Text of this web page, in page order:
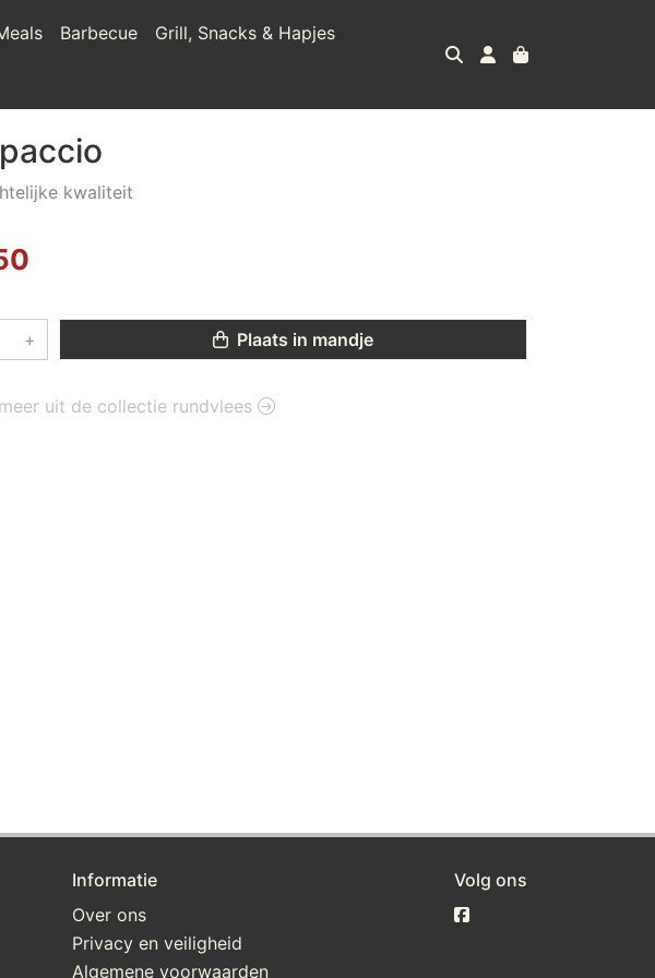
Barbecue
Grill, Snacks & Hapjes
kwaliteit
+ Plaats in mandje
uit de collectie rundvlees
Informatie
Over ons
Privacy en veiligheid
Algemene voorwaarden
Volg ons